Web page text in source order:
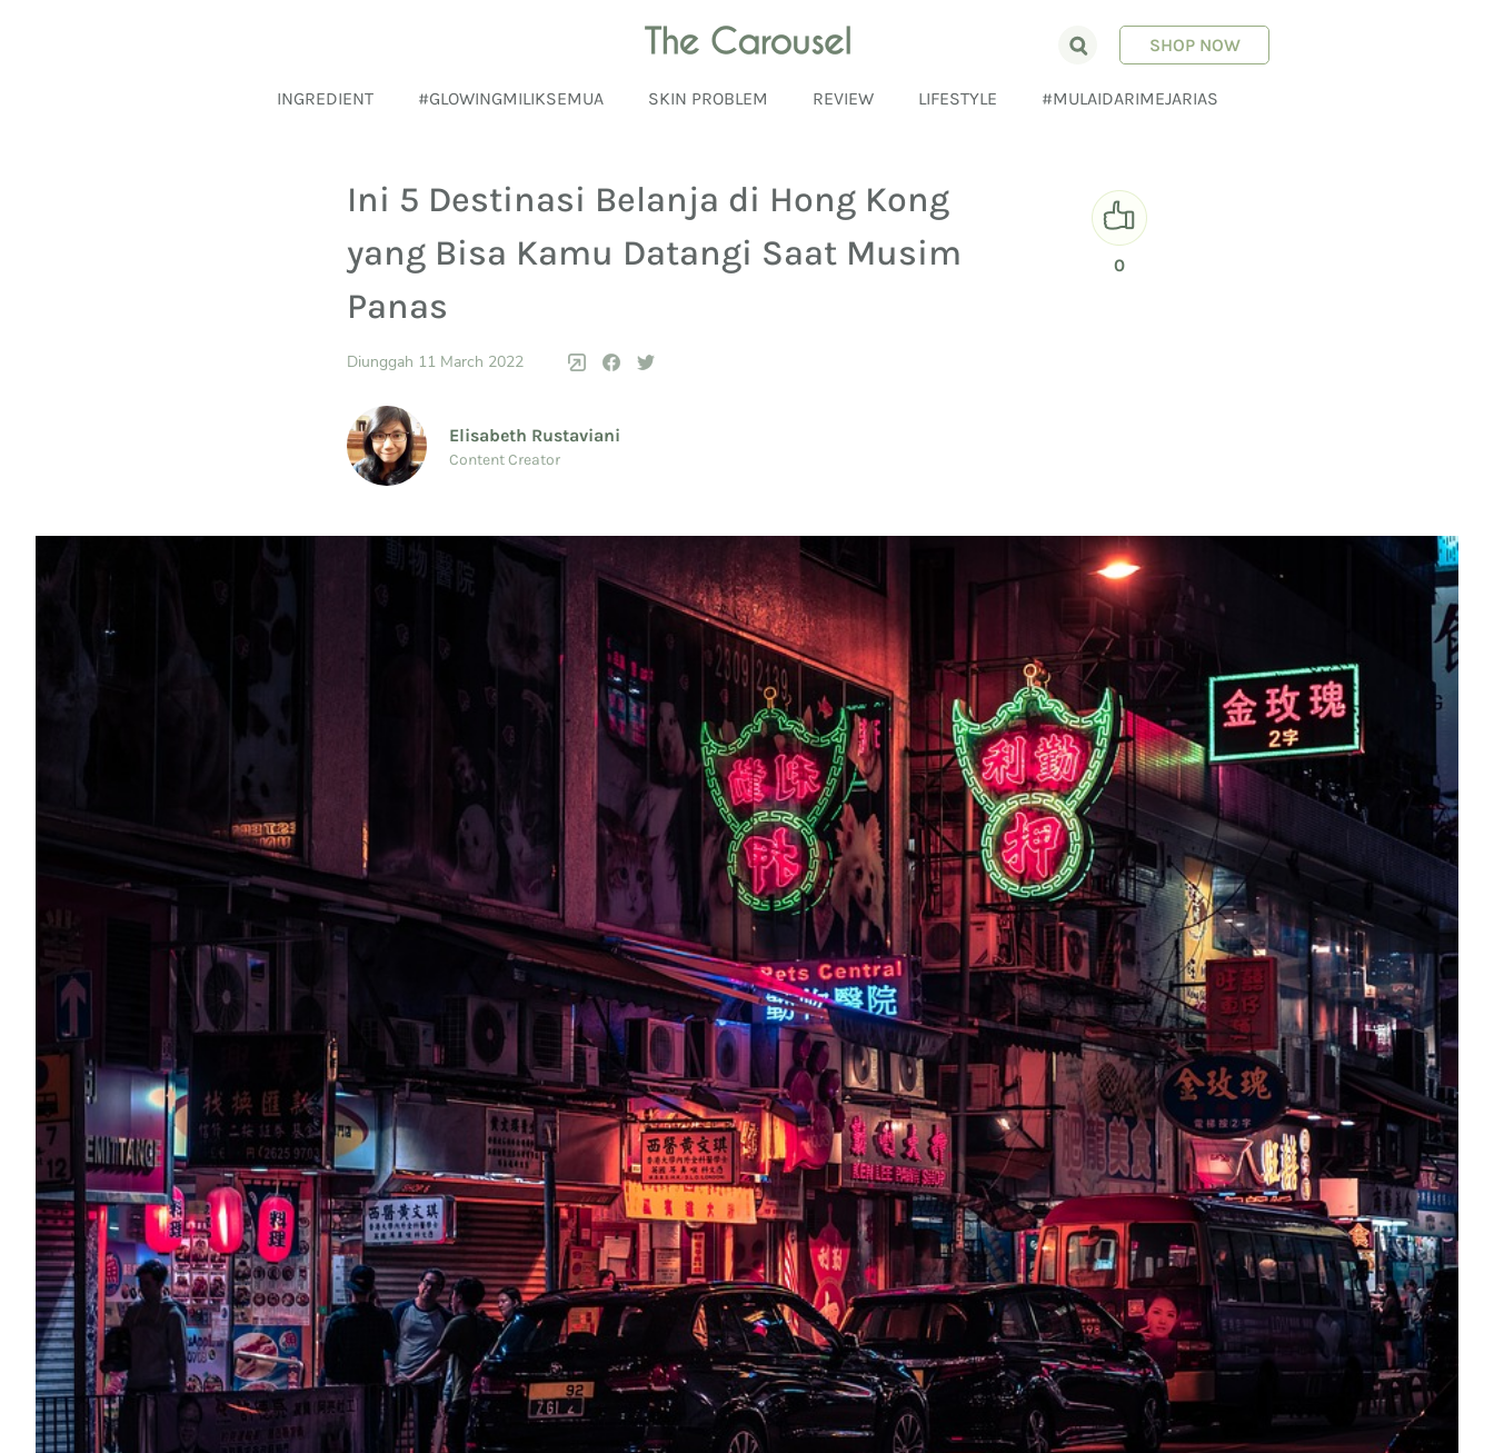
INGREDIENT #GLOWINGMILIKSEMUA SKIN PROBLEM REVIEW LIFESTYLE #MULAIDARIMEJARIAS
SHOP NOW
Ini 5 Destinasi Belanja di Hong Kong
yang Bisa Kamu Datangi Saat Musim
Panas
0
Diunggah 11 March 2022
Elisabeth Rustaviani
Content Creator